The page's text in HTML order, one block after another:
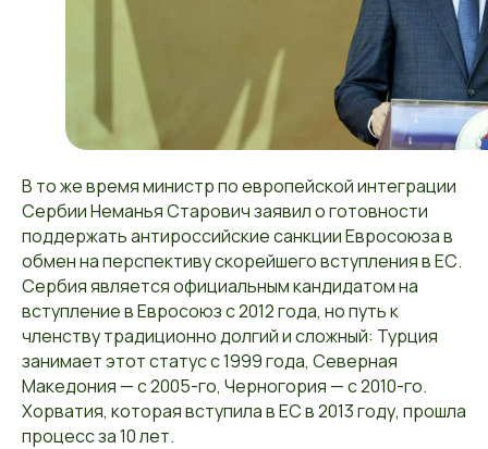
В то же время министр по европейской интеграции
Сербии Неманья Старович заявил о готовности
поддержать антироссийские санкции Евросоюза в
обмен на перспективу скорейшего вступления в ЕС.
Сербия является официальным кандидатом на
вступление в Евросоюз с 2012 года, но путь к
членству традиционно долгий и сложный: Турция
занимает этот статус с 1999 года, Северная
Македония — с 2005-го, Черногория — с 2010-го.
Хорватия, которая вступила в ЕС в 2013 году, прошла
процесс за 10 лет.